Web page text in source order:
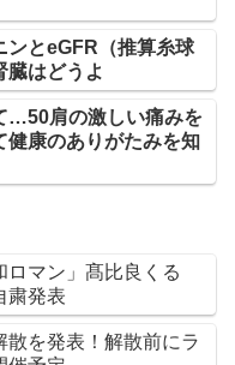
ンとeGFR（推算糸球
はどうよ
…50肩の激しい痛みを
健康のありがたみを知
ロマン」髙比良くる
発表
散を発表！解散前にラ